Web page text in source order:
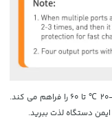
باتری لیتیوم پلیمر با کیفیت بالا شروع عادی در دمای -20 ℃ تا 60 را فراهم می کند.
دستگاه لذت ببرید.